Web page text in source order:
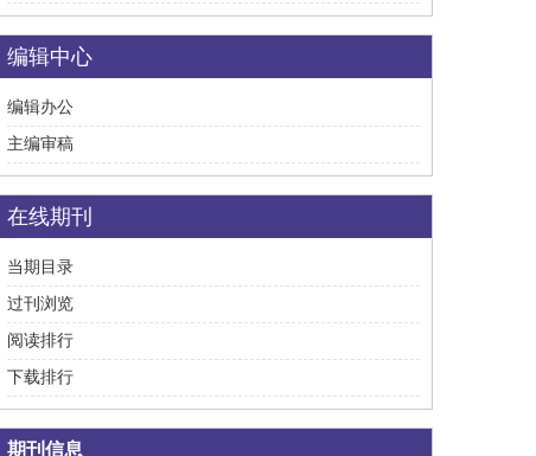
编辑中心
编辑办公
主编审稿
在线期刊
当期目录
过刊浏览
阅读排行
下载排行
期刊信息